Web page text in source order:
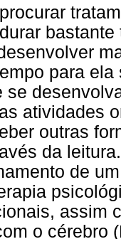
para
se
atividades
outras
da
de
assim
o cérebro